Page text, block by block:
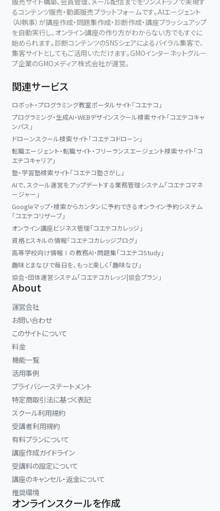
るコンテンツ販売・動画販売プラットフォームです。AIエージェント
（AI執事）が講座作成・問題集作成・診断作成・講座ブラッシュアップ
を自動実行し、オンライン講座の作り方がわからない方でもすぐに
始められます。診断コンテンツのSNSシェアによるバイラル集客で、
集客サイトとしてもご活用いただけます。GMOインターネットグルー
プ企業のGMOメディア株式会社が運営。
関連サービス
ロボット・プログラミング教室ポータルサイト「コエテコ」
プログラミング・生成AI・WEBデザインスクール検索サイト「コエテコキャ
ンパス」
ドローンスクール検索サイト「コエテコドローン」
転職エージェント・転職サイト・フリーランスエージェント検索サイト「コ
エテコキャリア」
塾・学習塾検索サイト「コエテコ塾さがし」
AIで、スクール運営をアップデートする業務管理システム「コエテコマネ
ージャー」
Googleマップ・検索からカンタンに予約できるオンライン予約システム
「コエテコリザーブ」
オンライン講座ビジネス管理「コエテコカレッジ」
資格とスキルの情報「コエテコカレッジブログ」
高等学校向け情報Ⅰの教務AI・問題集「コエテコStudy」
趣味とまなびで毎日を、もっと楽しく「趣味なび」
協会・団体運営システム「コエテコカレッジ|協会プラン」
About
運営会社
お問い合わせ
このサイトについて
料金
機能一覧
活用事例
プライバシーステートメント
特定商取引法に基づく表記
スクール利用規約
受講者利用規約
有料プランについて
講座作成ガイドライン
受講料の設定について
講座のキャンセル・返金について
推奨環境
オンラインスクールを作成